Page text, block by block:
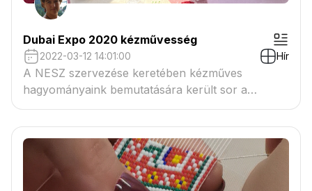
Dubai Expo 2020 kézművesség
2022-03-12 14:01:00 Hír
A NESZ szervezése keretében kézműves
hagyományaink bemutatására került sor a
Világkiállításon